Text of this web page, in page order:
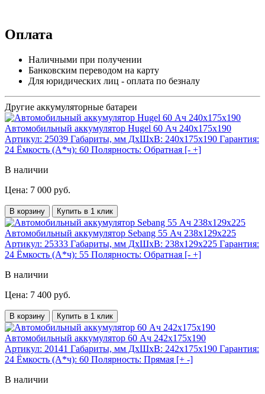
Оплата
Наличными при получении
Банковским переводом на карту
Для юридических лиц - оплата по безналу
Другие аккумуляторные батареи
Автомобильный аккумулятор Hugel 60 Ач 240x175x190
Артикул: 25039 Габариты, мм ДхШхВ: 240x175x190 Гарантия:
24 Ёмкость (А*ч): 60 Полярность: Обратная [- +]
В наличии
Цена: 7 000 руб.
В корзину Купить в 1 клик
Автомобильный аккумулятор Sebang 55 Ач 238x129x225
Артикул: 25333 Габариты, мм ДхШхВ: 238x129x225 Гарантия:
24 Ёмкость (А*ч): 55 Полярность: Обратная [- +]
В наличии
Цена: 7 400 руб.
В корзину Купить в 1 клик
Автомобильный аккумулятор 60 Ач 242x175x190
Артикул: 20141 Габариты, мм ДхШхВ: 242x175x190 Гарантия:
24 Ёмкость (А*ч): 60 Полярность: Прямая [+ -]
В наличии